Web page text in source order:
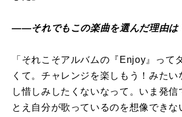
――それでもこの楽曲を選んだ理由は
「それこそアルバムの『Enjoy』って
くて。チャレンジを楽しもう！みたい
し惜しみしたくないなって。いま発信
とえ自分が歌っているのを想像できな